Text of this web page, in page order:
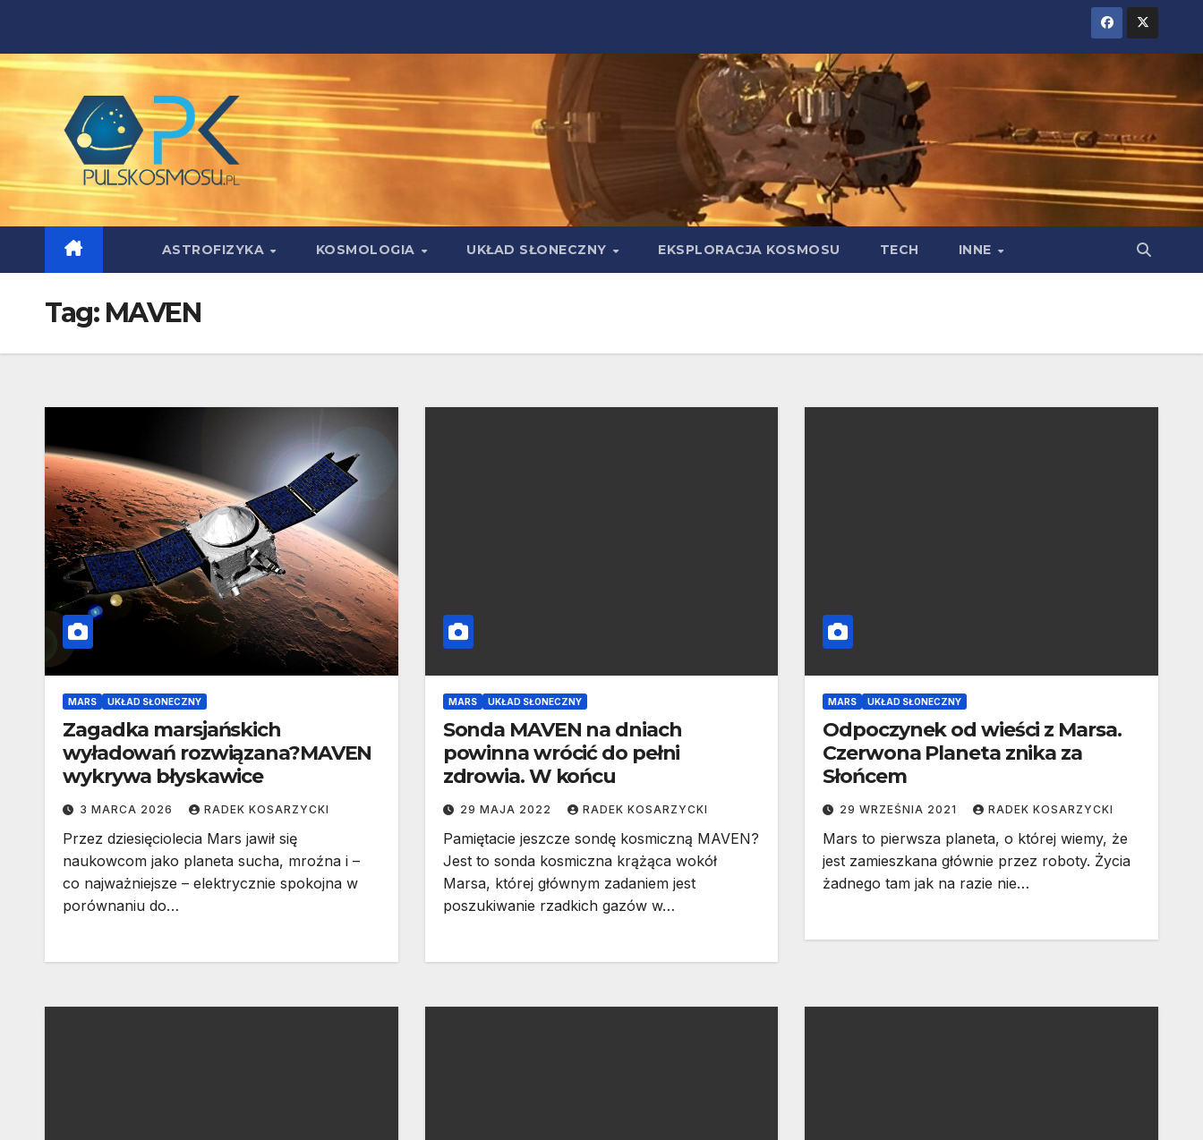
content
ASTROFIZYKA KOSMOLOGIA UKŁAD SŁONECZNY EKSPLORACJA KOSMOSU TECH INNE
Tag: MAVEN
MARS UKŁAD SŁONECZNY
Zagadka marsjańskich
wyładowań rozwiązana?MAVEN
wykrywa błyskawice
3 MARCA 2026 RADEK KOSARZYCKI
Przez dziesięciolecia Mars jawił się
naukowcom jako planeta sucha, mroźna i –
co najważniejsze – elektrycznie spokojna w
porównaniu do…
MARS UKŁAD SŁONECZNY
Sonda MAVEN na dniach
powinna wrócić do pełni
zdrowia. W końcu
29 MAJA 2022 RADEK KOSARZYCKI
Pamiętacie jeszcze sondę kosmiczną MAVEN?
Jest to sonda kosmiczna krążąca wokół
Marsa, której głównym zadaniem jest
poszukiwanie rzadkich gazów w…
MARS UKŁAD SŁONECZNY
Odpoczynek od wieści z Marsa.
Czerwona Planeta znika za
Słońcem
29 WRZEŚNIA 2021 RADEK KOSARZYCKI
Mars to pierwsza planeta, o której wiemy, że
jest zamieszkana głównie przez roboty. Życia
żadnego tam jak na razie nie…